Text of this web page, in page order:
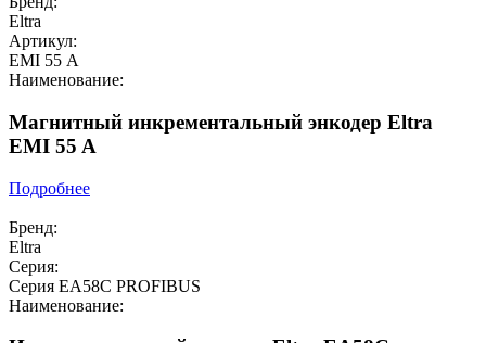
Eltra
Артикул:
EMI 55 А
Наименование:
Магнитный инкрементальный энкодер Eltra
EMI 55 A
Подробнее
Бренд:
Eltra
Серия:
Серия EA58C PROFIBUS
Наименование: